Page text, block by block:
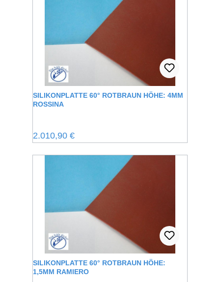
SILIKONPLATTE 60° ROTBRAUN HÖHE: 4MM
ROSSINA
Regulärer Preis:
2.010,90 €
SILIKONPLATTE 60° ROTBRAUN HÖHE:
1,5MM RAMIERO